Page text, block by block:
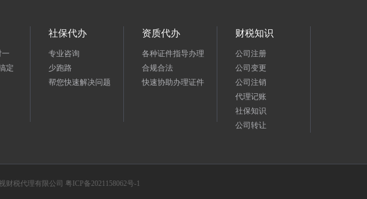
定
社保代办
专业咨询
少跑路
帮您快速解决问题
资质代办
各种证件指导办理
合规合法
快速协助办理证件
财税知识
公司注册
公司变更
公司注销
代理记账
社保知识
公司转让
财税代理有限公司 粤ICP备2021158062号-1